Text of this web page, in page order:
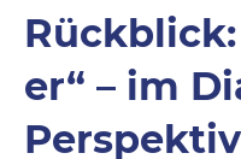
er“ – im